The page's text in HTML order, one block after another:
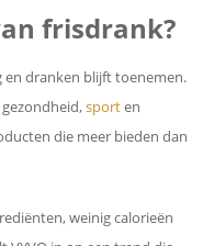
frisdrank?
dranken blijft toenemen.
sporten
die meer bieden dan
weinig calorieën